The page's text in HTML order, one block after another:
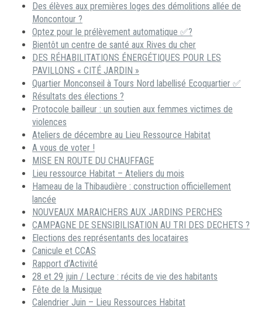
Des élèves aux premières loges des démolitions allée de
Moncontour ?
Optez pour le prélèvement automatique ✅?
Bientôt un centre de santé aux Rives du cher
DES RÉHABILITATIONS ÉNERGÉTIQUES POUR LES
PAVILLONS « CITÉ JARDIN »
Quartier Monconseil à Tours Nord labellisé Ecoquartier ✅
Résultats des élections ?
Protocole bailleur : un soutien aux femmes victimes de
violences
Ateliers de décembre au Lieu Ressource Habitat
A vous de voter !
MISE EN ROUTE DU CHAUFFAGE
Lieu ressource Habitat – Ateliers du mois
Hameau de la Thibaudière : construction officiellement
lancée
NOUVEAUX MARAICHERS AUX JARDINS PERCHES
CAMPAGNE DE SENSIBILISATION AU TRI DES DECHETS ?
Elections des représentants des locataires
Canicule et CCAS
Rapport d’Activité
28 et 29 juin / Lecture : récits de vie des habitants
Fête de la Musique
Calendrier Juin – Lieu Ressources Habitat